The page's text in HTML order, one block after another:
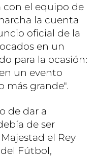
con el equipo de
la cuenta
oficial de la
en un
para la ocasión:
un evento
más grande".
de dar a
de ser
el Rey
Fútbol,